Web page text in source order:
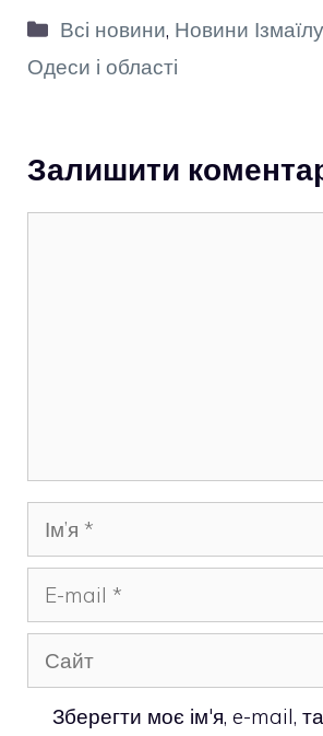
Категорії
Всі новини, Новини
Одеси і області
Залишити
Ім’я
mail
Сайт
Зберегти моє ім'я, e-mail,